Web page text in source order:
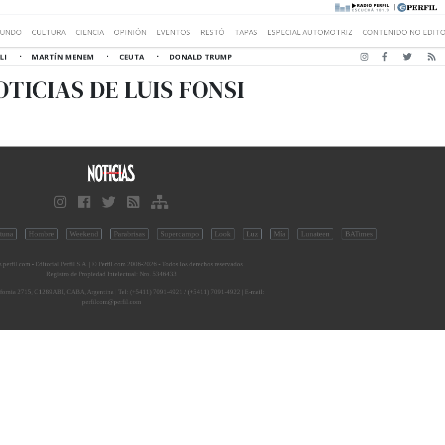
|
CULTURA CIENCIA OPINIÓN EVENTOS RESTÓ TAPAS ESPECIAL AUTOMOTRIZ CONTENIDO NO
MARTÍN MENEM CEUTA DONALD TRUMP
DE LUIS FONSI
Hombre Weekend Parabrisas Supercampo Look Luz Mía Lunateen BATimes
- Editorial Perfil S.A. | © Perfil.com 2006-2026 - Todos los derechos reservados
Registro de Propiedad Intelectual: Nro. 5346433
2715, C1289ABI, CABA, Argentina | Tel: (+5411) 7091-4921 / (+5411) 7091-4922 | E-mail:
perfilcom@perfil.com